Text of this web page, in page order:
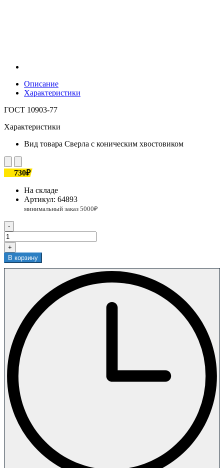
Описание
Характеристики
ГОСТ 10903-77
Характеристики
Вид товара Сверла с коническим хвостовиком
730₽
На складе
Артикул: 64893
-
+
В корзину